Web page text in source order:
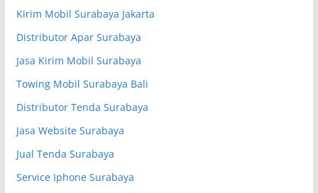
Kirim Mobil Surabaya Jakarta
Distributor Apar Surabaya
Jasa Kirim Mobil Surabaya
Towing Mobil Surabaya Bali
Distributor Tenda Surabaya
Jasa Website Surabaya
Jual Tenda Surabaya
Service Iphone Surabaya